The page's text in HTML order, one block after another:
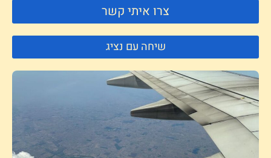
צרו איתי קשר
שיחה עם נציג